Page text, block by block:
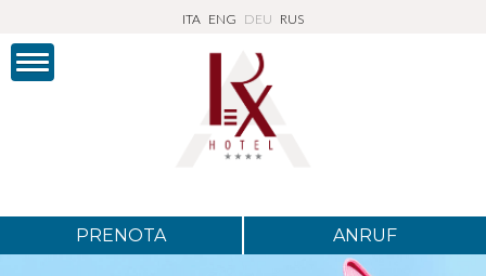
ITA ENG DEU RUS
ANRUF
PRENOTA